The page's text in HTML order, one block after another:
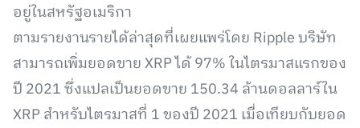
อยู่ในสหรัฐอเมริกา
ตามรายงานรายได้ล่าสุดที่เผยแพร่โดย Ripple บริษัท
สามารถเพิ่มยอดขาย XRP ได้ 97% ในไตรมาสแรกของ
ปี 2021 ซึ่งแปลเป็นยอดขาย 150.34 ล้านดอลลาร์ใน
XRP สำหรับไตรมาสที่ 1 ของปี 2021 เมื่อเทียบกับยอด